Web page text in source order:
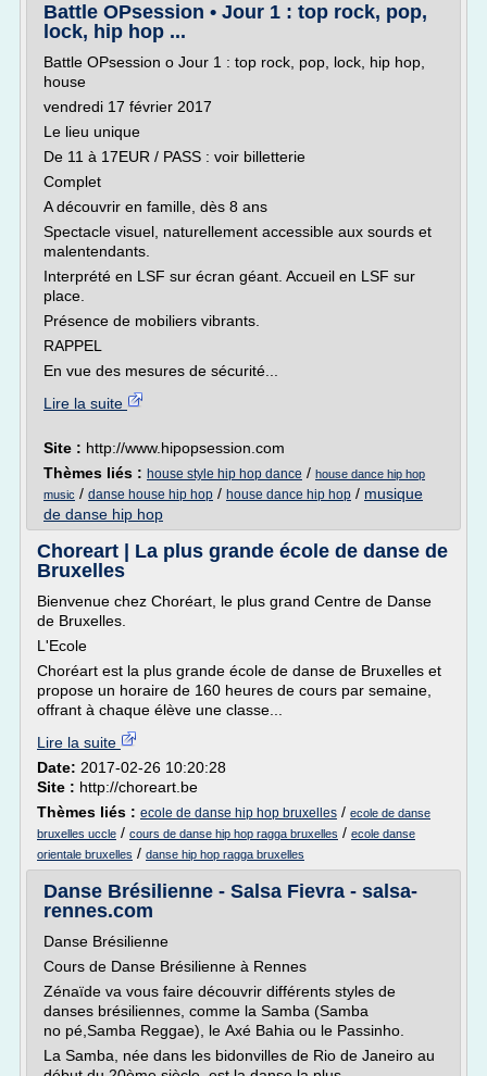
Battle OPsession • Jour 1 : top rock, pop,
lock, hip hop ...
Battle OPsession o Jour 1 : top rock, pop, lock, hip hop,
house
vendredi 17 février 2017
Le lieu unique
De 11 à 17EUR / PASS : voir billetterie
Complet
A découvrir en famille, dès 8 ans
Spectacle visuel, naturellement accessible aux sourds et
malentendants.
Interprété en LSF sur écran géant. Accueil en LSF sur
place.
Présence de mobiliers vibrants.
RAPPEL
En vue des mesures de sécurité...
Lire la suite
Site : http://www.hipopsession.com
Thèmes liés : house style hip hop dance / house dance hip hop
music / danse house hip hop / house dance hip hop / musique
de danse hip hop
Choreart | La plus grande école de danse de
Bruxelles
Bienvenue chez Choréart, le plus grand Centre de Danse
de Bruxelles.
L'Ecole
Choréart est la plus grande école de danse de Bruxelles et
propose un horaire de 160 heures de cours par semaine,
offrant à chaque élève une classe...
Lire la suite
Date: 2017-02-26 10:20:28
Site : http://choreart.be
Thèmes liés : ecole de danse hip hop bruxelles / ecole de danse
bruxelles uccle / cours de danse hip hop ragga bruxelles / ecole danse
orientale bruxelles / danse hip hop ragga bruxelles
Danse Brésilienne - Salsa Fievra - salsa-
rennes.com
Danse Brésilienne
Cours de Danse Brésilienne à Rennes
Zénaïde va vous faire découvrir différents styles de
danses brésiliennes, comme la Samba (Samba
no pé,Samba Reggae), le Axé Bahia ou le Passinho.
La Samba, née dans les bidonvilles de Rio de Janeiro au